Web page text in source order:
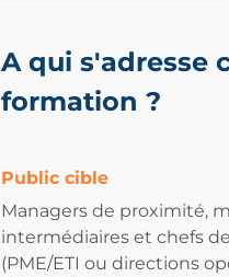
A qui s'adresse
formation ?
Public cible
Managers de proximité,
intermédiaires et chefs
(PME/ETI ou directions